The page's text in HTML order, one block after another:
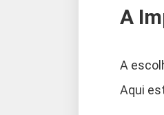
A
A
Aqui